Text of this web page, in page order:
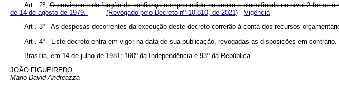
Art . 2º,O provimento da função de confiança compreendida no anexo e classificada no nível 2 far-se-
de 14 de agosto de 1979.
(Revogado pelo Decreto nº 10.810, de 2021)
Vigência
Art . 3º - As despesas decorrentes da execução deste decreto correrão à conta dos recursos
Art . 4º - Este decreto entra em vigor na data de sua publicação, revogadas as disposições em contrário.
Brasília, em 14 de julho de 1981; 160º da Independência e 93º da República.
JOÃO FIGUEIREDO
Mário David Andreazza